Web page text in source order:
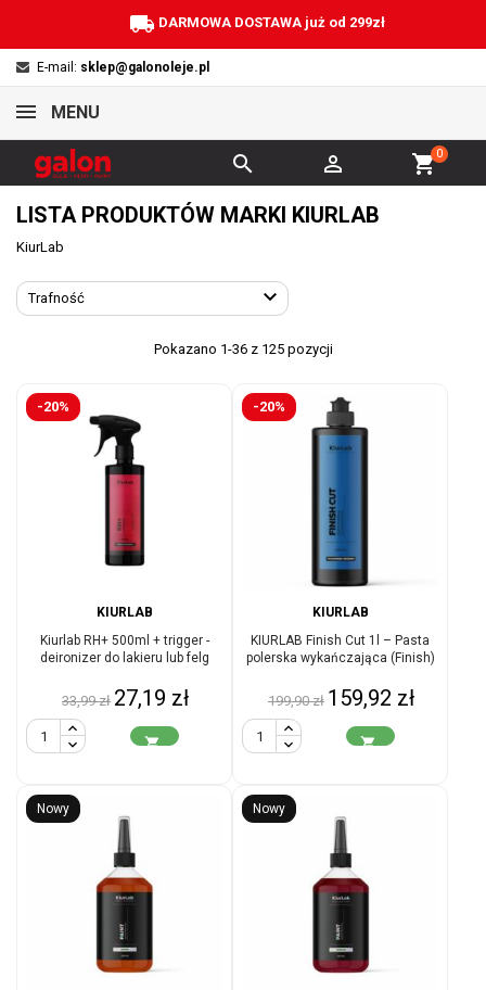
local_shipping DARMOWA DOSTAWA już od 299zł
E-mail: sklep@galonoleje.pl
MENU
shopping_cart0


LISTA PRODUKTÓW MARKI KIURLAB
KiurLab
Trafność 
Pokazano 1-36 z 125 pozycji
-20%
KIURLAB
Kiurlab RH+ 500ml + trigger -
deironizer do lakieru lub felg
Cena
podstawowa
33,99 zł Cena
27,19 zł

-20%
KIURLAB
KIURLAB Finish Cut 1l – Pasta
polerska wykańczająca (Finish)
Cena
podstawowa
199,90 zł Cena
159,92 zł

Nowy Nowy